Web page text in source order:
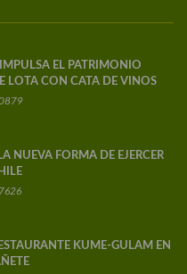
EL PATRIMONIO
LOTA CON CATA DE VINOS
NUEVA FORMA DE EJERCER
KUME-GULAM EN